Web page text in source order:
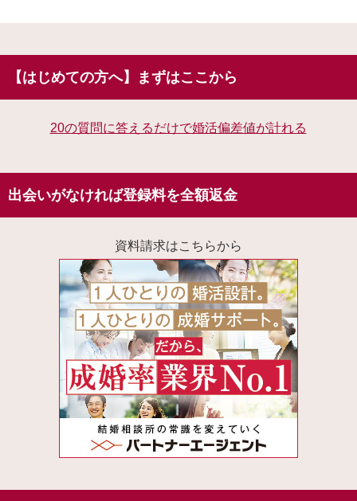
【はじめての方へ】まずはここから
20の質問に答えるだけで婚活偏差値が計れる
出会いがなければ登録料を全額返金
資料請求はこちらから